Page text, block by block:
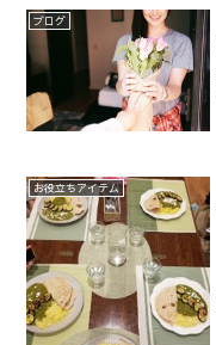
ブログ
お役立ちアイテム